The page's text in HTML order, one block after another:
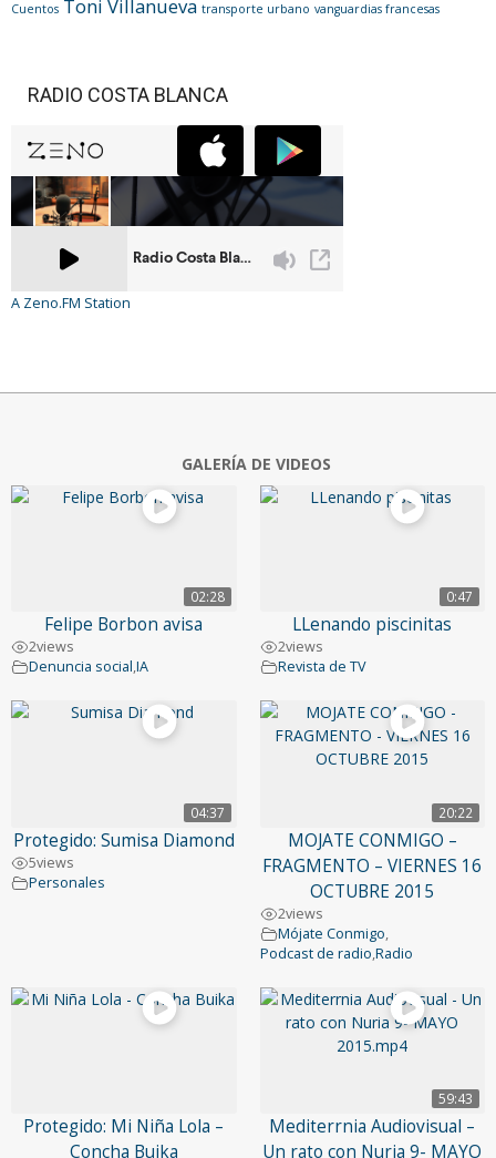
Cuentos Toni Villanueva transporte urbano vanguardias francesas
RADIO COSTA BLANCA
A Zeno.FM Station
GALERÍA DE VIDEOS
02:28
Felipe Borbon avisa
2views
Denuncia social,IA
0:47
LLenando piscinitas
2views
Revista de TV
04:37
Protegido: Sumisa Diamond
5views
Personales
20:22
MOJATE CONMIGO –
FRAGMENTO – VIERNES 16
OCTUBRE 2015
2views
Mójate Conmigo,
Podcast de radio,Radio
Protegido: Mi Niña Lola –
Concha Buika
59:43
Mediterrnia Audiovisual –
Un rato con Nuria 9- MAYO